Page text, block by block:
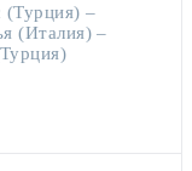
–
(Италия) –